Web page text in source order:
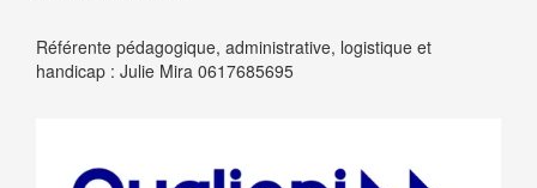
Référente pédagogique, administrative, logistique et
handicap : Julie Mira 0617685695